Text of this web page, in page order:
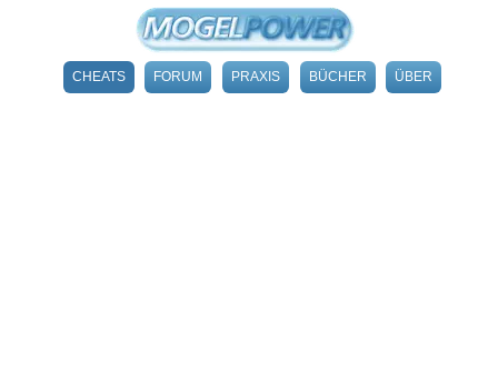
CHEATS FORUM PRAXIS BÜCHER ÜBER